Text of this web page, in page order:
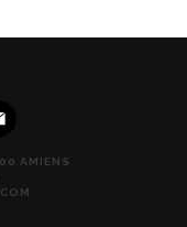
AMIENS